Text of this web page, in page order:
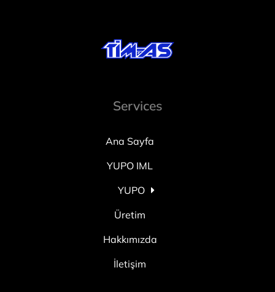
Services
Ana Sayfa
YUPO IML
YUPO
Üretim
Hakkımızda
İletişim